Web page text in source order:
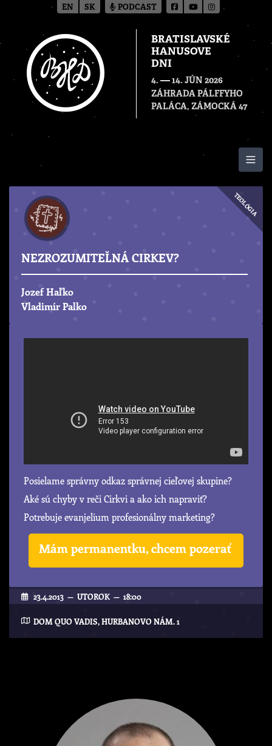
BRATISLAVSKÉ
HANUSOVE
DNI
4. — 14. JÚN 2026
ZÁHRADA PÁLFFYHO
PALÁCA, ZÁMOCKÁ 47
TEOLÓGIA
NEZROZUMITEĽNÁ CIRKEV?
Jozef Haľko
Vladimír Palko
Posielame správny odkaz správnej cieľovej skupine?
Aké sú chyby v reči Cirkvi a ako ich napraviť?
Potrebuje evanjelium profesionálny marketing?
Mám permanentku, chcem pozerať
23.4.2013 — UTOROK — 18:00
DOM QUO VADIS, HURBANOVO NÁM. 1
EN SK PODCAST